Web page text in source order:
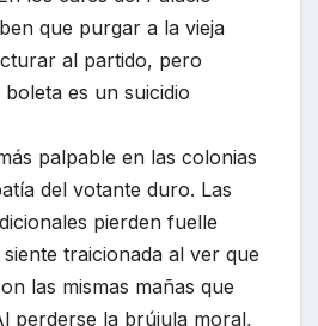
que purgar a la vieja
al partido, pero
es un suicidio
palpable en las colonias
del votante duro. Las
pierden fuelle
traicionada al ver que
las mismas mañas que
perderse la brújula moral,